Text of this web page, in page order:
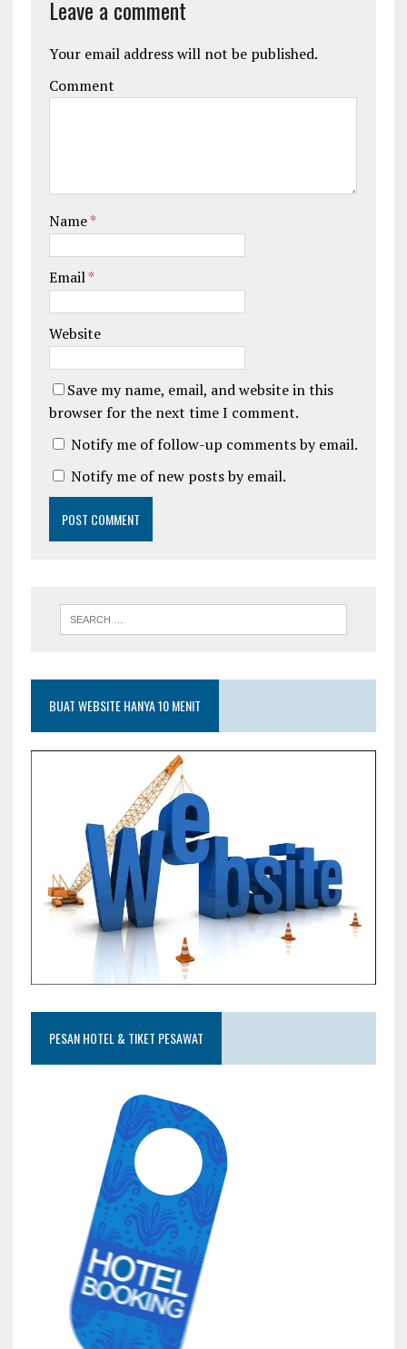
Leave a comment
Your email address will not be published.
Comment
Name*
Email*
Website
Save my name, email, and website in this
browser for the next time I comment.
Notify me of follow-up comments by email.
Notify me of new posts by email.
BUAT WEBSITE HANYA 10 MENIT
PESAN HOTEL & TIKET PESAWAT